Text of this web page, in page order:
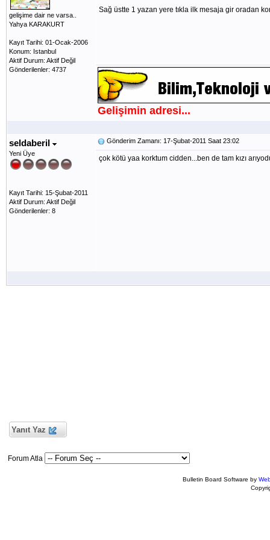
gelişime dair ne varsa..
Yahya KARAKURT
Kayıt Tarihi: 01-Ocak-2006
Konum: Istanbul
Aktif Durum: Aktif Değil
Gönderilenler: 4737
Sağ üstte 1 yazan yere tıkla ilk mesaja gir oradan
Gelişimin adresi...
seldaberil
Yeni Üye
Kayıt Tarihi: 15-Şubat-2011
Aktif Durum: Aktif Değil
Gönderilenler: 8
Gönderim Zamanı: 17-Şubat-2011 Saat 23:02
çok kötü yaa korktum cidden...ben de tam kızı
Yanıt Yaz
Forum Atla
Bulletin Board Software by